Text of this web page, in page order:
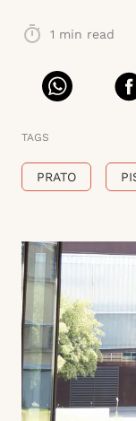
1 min read
TAGS
PRATO